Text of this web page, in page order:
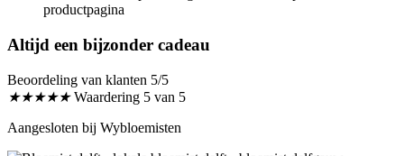
productpagina
Altijd een bijzonder cadeau
Beoordeling van klanten 5/5
★★★★★ Waardering 5 van 5
Aangesloten bij Wybloemisten